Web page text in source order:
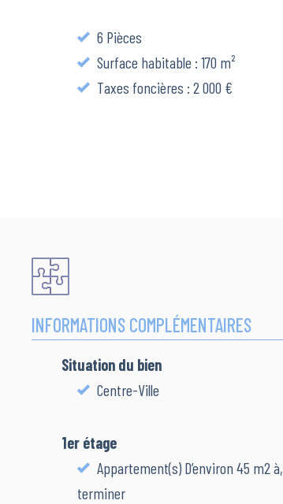
6 Pièces
Surface habitable : 170 m²
Taxes foncières : 2 000 €
INFORMATIONS COMPLÉMENTAIRES
Situation du bien
Centre-Ville
1er étage
Appartement(s) D’environ 45 m2 à,
terminer